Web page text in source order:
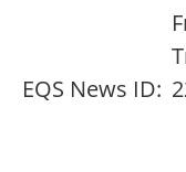
EQS News ID: